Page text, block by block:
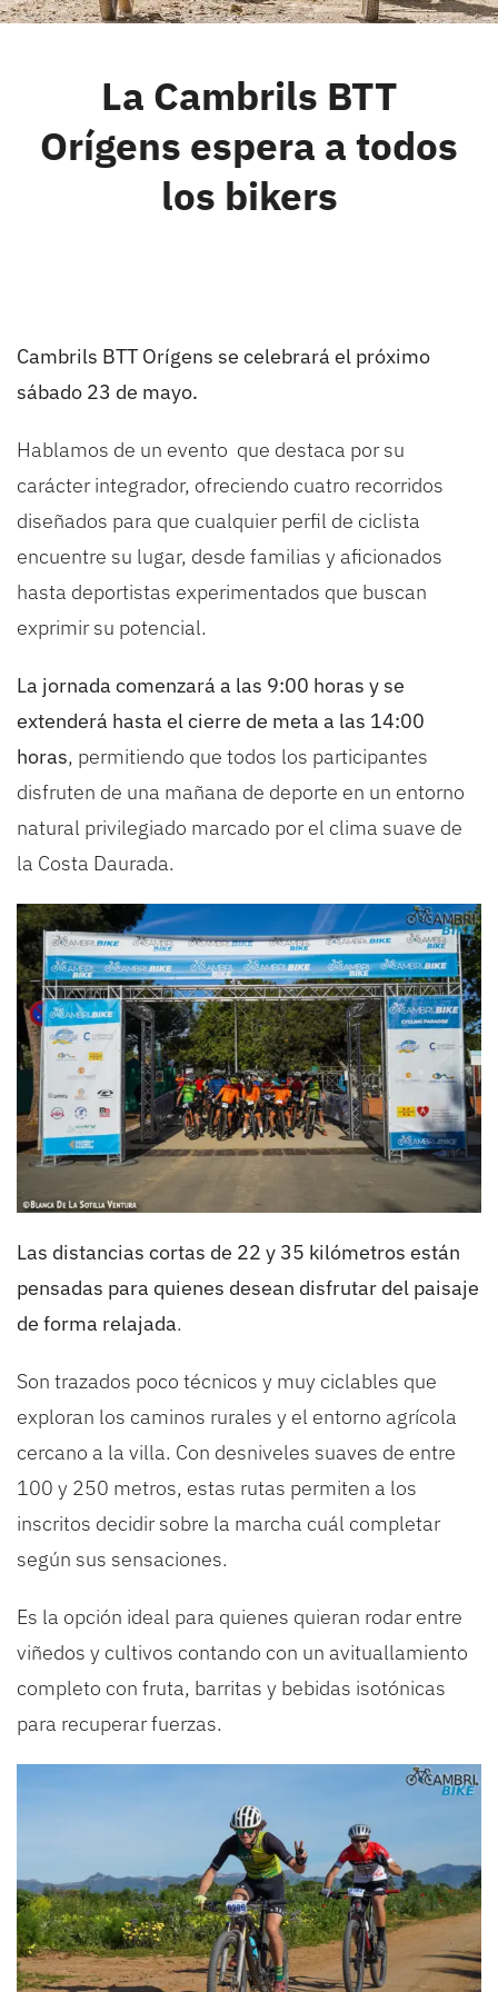
Cambrils
GRUPOS
La Cambrils BTT
Orígens espera a todos
los bikers
Cambrils BTT Orígens se celebrará el próximo
sábado 23 de mayo.
Hablamos de un evento que destaca por su
carácter integrador, ofreciendo cuatro recorridos
diseñados para que cualquier perfil de ciclista
encuentre su lugar, desde familias y aficionados
hasta deportistas experimentados que buscan
exprimir su potencial.
La jornada comenzará a las 9:00 horas y se
extenderá hasta el cierre de meta a las 14:00
horas, permitiendo que todos los participantes
disfruten de una mañana de deporte en un entorno
natural privilegiado marcado por el clima suave de
la Costa Daurada.
Las distancias cortas de 22 y 35 kilómetros están
pensadas para quienes desean disfrutar del paisaje
de forma relajada.
Son trazados poco técnicos y muy ciclables que
exploran los caminos rurales y el entorno agrícola
cercano a la villa. Con desniveles suaves de entre
100 y 250 metros, estas rutas permiten a los
inscritos decidir sobre la marcha cuál completar
según sus sensaciones.
Es la opción ideal para quienes quieran rodar entre
viñedos y cultivos contando con un avituallamiento
completo con fruta, barritas y bebidas isotónicas
para recuperar fuerzas.